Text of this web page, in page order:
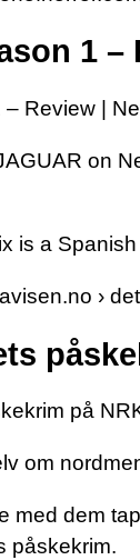
1
Review |
on
is a
›
på
om
med dem
påskekrim.